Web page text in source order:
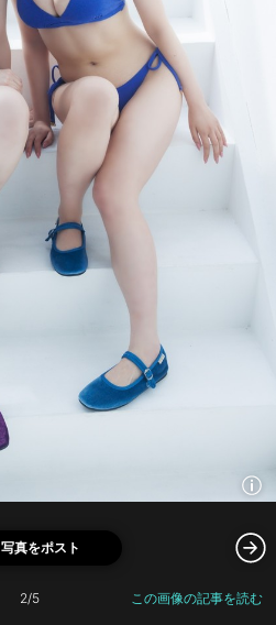
写真をポスト
2/5 この画像の記事を読む